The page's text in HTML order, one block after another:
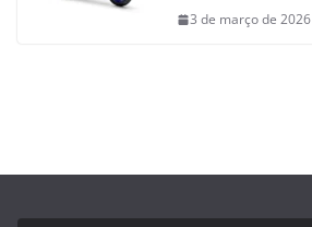
3 de março de 2026